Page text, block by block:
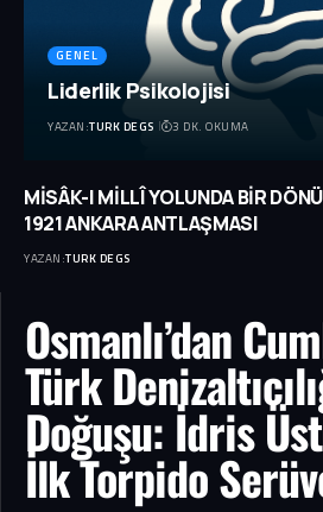
GENEL
Liderlik Psikolojisi
YAZAN:TURK DEGS 3 DK. OKUMA
MİSÂK-I MİLLÎ YOLUNDA BİR
1921 ANKARA ANTLAŞMASI
YAZAN:TURK DEGS
Osmanlı’dan
Türk
Doğuşu: İdris
İlk Torpido